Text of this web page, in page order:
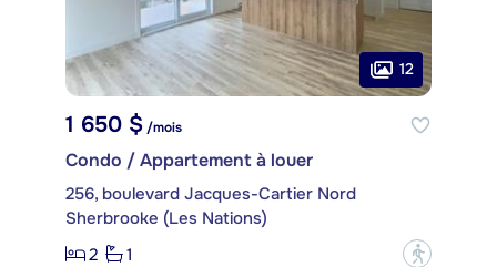
12
1 650 $/mois
Condo / Appartement à louer
256, boulevard Jacques-Cartier Nord
Sherbrooke (Les Nations)
2
1 ?